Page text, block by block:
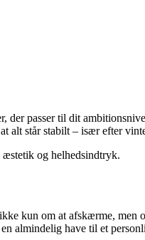
passer til dit
alt står stabilt – især efter
og helhedsindtryk.
kun om at afskærme,
almindelig have til et